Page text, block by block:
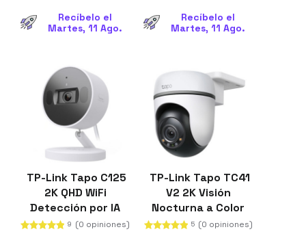
Recíbelo el
Martes, 11 Ago.
Recíbelo el
Martes, 11 Ago.
TP-Link Tapo C125
2K QHD WiFi
Detección por IA
Visión Nocturna
9 (0 opiniones)
TP-Link Tapo TC41
V2 2K Visión
Nocturna a Color
IP65 WiFi
5 (0 opiniones)